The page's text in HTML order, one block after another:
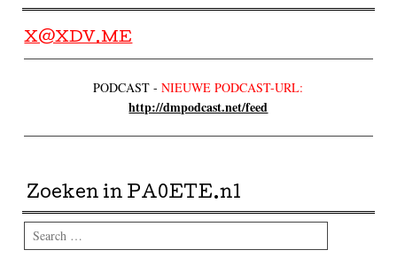
X@XDV.ME
PODCAST -NIEUWE PODCAST-URL:
http://dmpodcast.net/feed
Zoeken in PA0ETE.nl
Search